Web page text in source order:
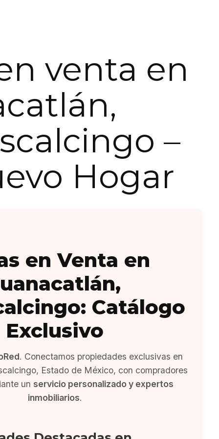
venta en
–
Hogar
en Venta en
Catálogo
Exclusivo
. Conectamos propiedades exclusivas en
Estado de México, con compradores
un servicio personalizado y expertos
inmobiliarios.